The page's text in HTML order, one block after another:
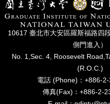
10617 臺北市⼤安區羅斯福路四
側⾨進入）
No. 1,Sec. 4, Roosevelt
(R.O.C.)
電話 (Phone)：+886-
傳真(Fax)：+886-2-